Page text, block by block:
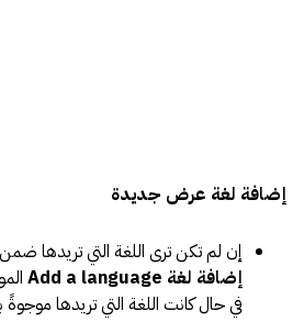
إضافة لغة عرض جديدة
إن لم تكن ترى اللغة التي تريدها
إضافة لغة Add a language
في حال كانت اللغة التي تريدها